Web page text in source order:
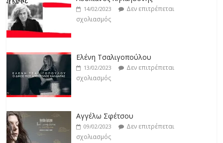
σχολιασμός
19/02/2023
Δεν επιτρέπεται
σχολιασμός
18/02/2023
σχολιασμός
14/02/2023
Δεν επιτρέπεται
σχολιασμός
Ελένη Τσαλιγοπούλου
13/02/2023
Δεν επιτρέπεται
σχολιασμός
Αγγέλω Σφέτσου
09/02/2023
Δεν επιτρέπεται
σχολιασμός